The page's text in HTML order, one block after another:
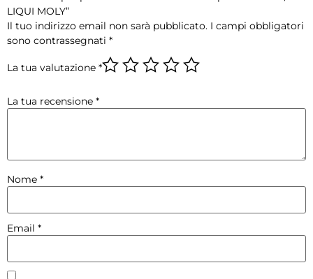
LIQUI MOLY”
Il tuo indirizzo email non sarà pubblicato. I campi obbligatori
sono contrassegnati *
La tua valutazione *
La tua recensione *
Nome *
Email *